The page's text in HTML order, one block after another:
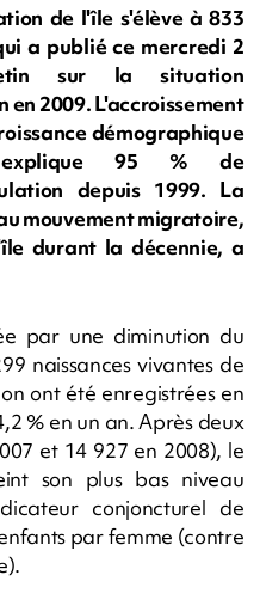
de l'île s'élève à 833
a publié ce mercredi 2
sur la situation
2009. L'accroissement
démographique
explique 95 % de
depuis 1999. La
mouvement migratoire,
durant la décennie, a
par une diminution du
naissances vivantes de
ont été enregistrées en
% en un an. Après deux
et 14 927 en 2008), le
son plus bas niveau
conjoncturel de
par femme (contre